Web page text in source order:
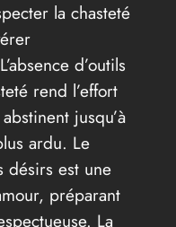
la chasteté
d’outils
rend l’effort
jusqu’à
ardu. Le
désirs est une
préparant
La